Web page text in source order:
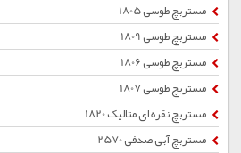
مستربچ طوسی 1805
مستربچ طوسی 1809
مستربچ طوسی 1806
مستربچ طوسی 1807
مستربچ نقره ای متالیک 1820
مستربچ آبی صدفی 2570